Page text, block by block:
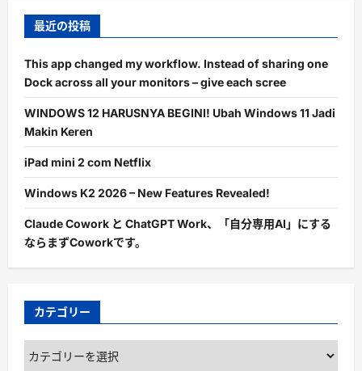
最近の投稿
This app changed my workflow. Instead of sharing one
Dock across all your monitors – give each scree
WINDOWS 12 HARUSNYA BEGINI! Ubah Windows 11 Jadi
Makin Keren
iPad mini 2 com Netflix
Windows K2 2026 – New Features Revealed!
Claude Cowork と ChatGPT Work、「自分専用AI」にする
ならまずCoworkです。
カテゴリー
カ